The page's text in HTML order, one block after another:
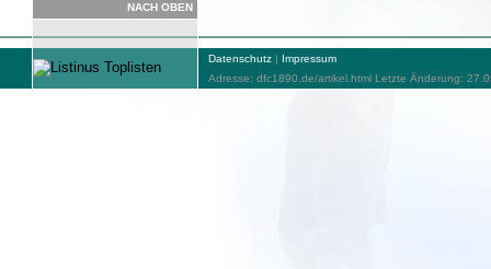
NACH OBEN
Datenschutz | Impressum
Adresse: dfc1890.de/artikel.html Letzte Änderung: